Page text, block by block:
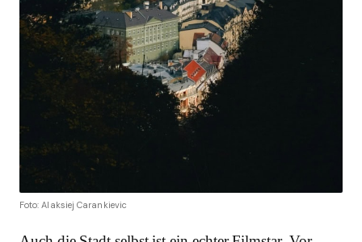
Foto: Alaksiej Carankievic